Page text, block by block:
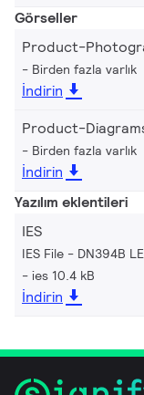
Görseller
Product-
Birden fazla varlık
İndirin
Product-
Birden fazla varlık
İndirin
Yazılım eklentileri
IES
IES File - DN394B
ies 10.4 kB
İndirin